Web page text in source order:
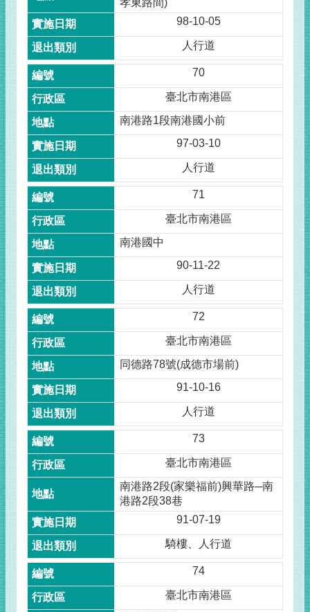
孝東路間)
98-10-05
人行道
70
臺北市南港區
南港路1段南港國小前
97-03-10
人行道
71
臺北市南港區
南港國中
90-11-22
人行道
72
臺北市南港區
同德路78號(成德市場前)
91-10-16
人行道
73
臺北市南港區
南港路2段(家樂福前)興華路─南
港路2段38巷
91-07-19
騎樓、人行道
74
臺北市南港區